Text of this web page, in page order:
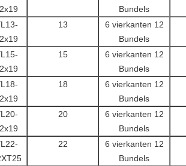
Bundels
13
6 vierkanten 12
Bundels
15
6 vierkanten 12
Bundels
18
6 vierkanten 12
Bundels
20
6 vierkanten 12
Bundels
22
6 vierkanten 12
Bundels